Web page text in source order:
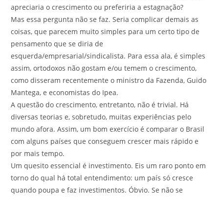
apreciaria o crescimento ou preferiria a estagnação?
Mas essa pergunta não se faz. Seria complicar demais as
coisas, que parecem muito simples para um certo tipo de
pensamento que se diria de
esquerda/empresarial/sindicalista. Para essa ala, é simples
assim, ortodoxos não gostam e/ou temem o crescimento,
como disseram recentemente o ministro da Fazenda, Guido
Mantega, e economistas do Ipea.
A questão do crescimento, entretanto, não é trivial. Há
diversas teorias e, sobretudo, muitas experiências pelo
mundo afora. Assim, um bom exercício é comparar o Brasil
com alguns países que conseguem crescer mais rápido e
por mais tempo.
Um quesito essencial é investimento. Eis um raro ponto em
torno do qual há total entendimento: um país só cresce
quando poupa e faz investimentos. Óbvio. Se não se